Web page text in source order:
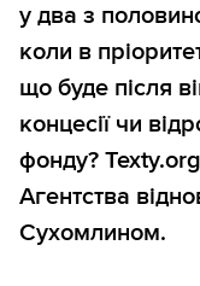
у два з
коли в
що буде після
концесії чи
фонду?
Агентства
Сухомлином.